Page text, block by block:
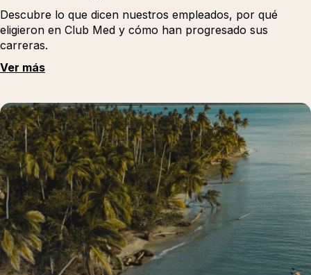
Descubre lo que dicen nuestros empleados, por qué
eligieron en Club Med y cómo han progresado sus
carreras.
Ver más